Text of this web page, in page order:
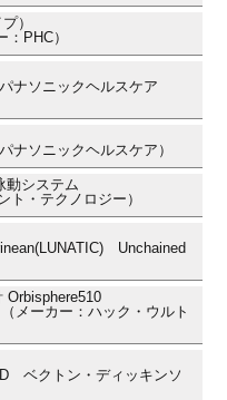
）
PHC）
ナソニックヘルスケア
ソニックヘルスケア）
システム
・テクノロジー）
Unchained
メーカー：ハック・ウルト
ベクトン・ディッキンソ